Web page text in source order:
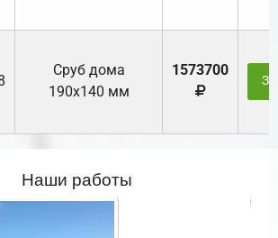
Cруб дома
190х140 мм
1573700
Наши работы